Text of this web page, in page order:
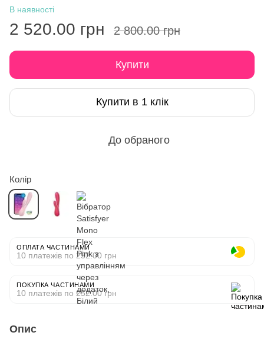
В наявності
2 520.00 грн 2 800.00 грн
Купити
Купити в 1 клік
До обраного
Колір
ОПЛАТА ЧАСТИНАМИ
10 платежів по 252.00 грн
ПОКУПКА ЧАСТИНАМИ
10 платежів по 252.00 грн
Опис